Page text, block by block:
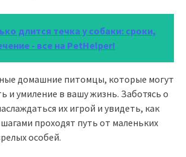
длится течка у собаки: сроки,
- все на PetHelper!
домашние питомцы, которые могут
и умиление в вашу жизнь. Заботясь о
их игрой и увидеть, как
проходят путь от маленьких
особей.